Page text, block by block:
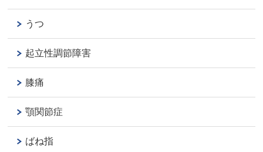
うつ
起立性調節障害
膝痛
顎関節症
ばね指